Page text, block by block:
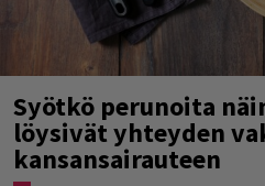
Syötkö perunoita
löysivät yhteyden
kansansairauteen